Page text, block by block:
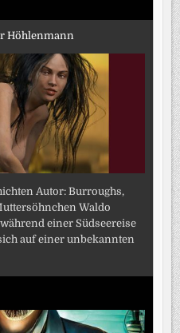
Höhlenmann
Autor: Burroughs,
Waldo
einer Südseereise
auf einer unbekannten